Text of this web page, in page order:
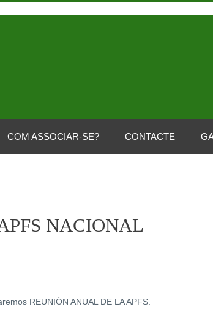
COM ASSOCIAR-SE? CONTACTE
NACIONAL
REUNIÓN ANUAL DE LA APFS.